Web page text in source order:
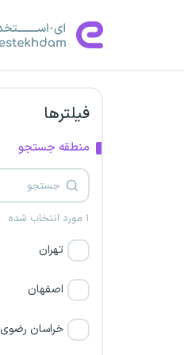
فیلترها
منطقه جستجو
۱ مورد انتخاب شده
تهران
اصفهان
خراسان رضوی